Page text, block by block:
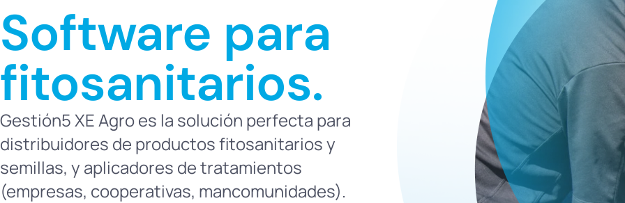
Software para
fitosanitarios.
Gestión5 XE Agro es la solución perfecta para
distribuidores de productos fitosanitarios y
semillas, y aplicadores de tratamientos
(empresas, cooperativas, mancomunidades).